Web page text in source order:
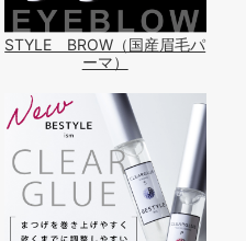
STYLE BROW（国産眉毛パ
ーマ）